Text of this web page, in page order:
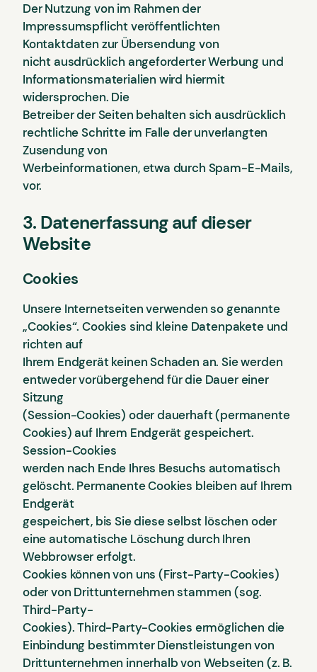
Der Nutzung von im Rahmen der
Impressumspflicht veröffentlichten
Kontaktdaten zur Übersendung von
nicht ausdrücklich angeforderter Werbung und
Informationsmaterialien wird hiermit
widersprochen. Die
Betreiber der Seiten behalten sich ausdrücklich
rechtliche Schritte im Falle der unverlangten
Zusendung von
Werbeinformationen, etwa durch Spam-E-Mails,
vor.
3. Datenerfassung auf dieser
Website
Cookies
Unsere Internetseiten verwenden so genannte
„Cookies“. Cookies sind kleine Datenpakete und
richten auf
Ihrem Endgerät keinen Schaden an. Sie werden
entweder vorübergehend für die Dauer einer
Sitzung
(Session-Cookies) oder dauerhaft (permanente
Cookies) auf Ihrem Endgerät gespeichert.
Session-Cookies
werden nach Ende Ihres Besuchs automatisch
gelöscht. Permanente Cookies bleiben auf Ihrem
Endgerät
gespeichert, bis Sie diese selbst löschen oder
eine automatische Löschung durch Ihren
Webbrowser erfolgt.
Cookies können von uns (First-Party-Cookies)
oder von Drittunternehmen stammen (sog.
Third-Party-
Cookies). Third-Party-Cookies ermöglichen die
Einbindung bestimmter Dienstleistungen von
Drittunternehmen innerhalb von Webseiten (z. B.